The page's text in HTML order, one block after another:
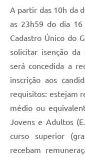
A partir das 10h da
as 23h59 do dia 16
Cadastro Único do
solicitar isenção
será concedida a
inscrição aos
requisitos: estejam
médio ou
Jovens e Adultos
curso superior
recebam